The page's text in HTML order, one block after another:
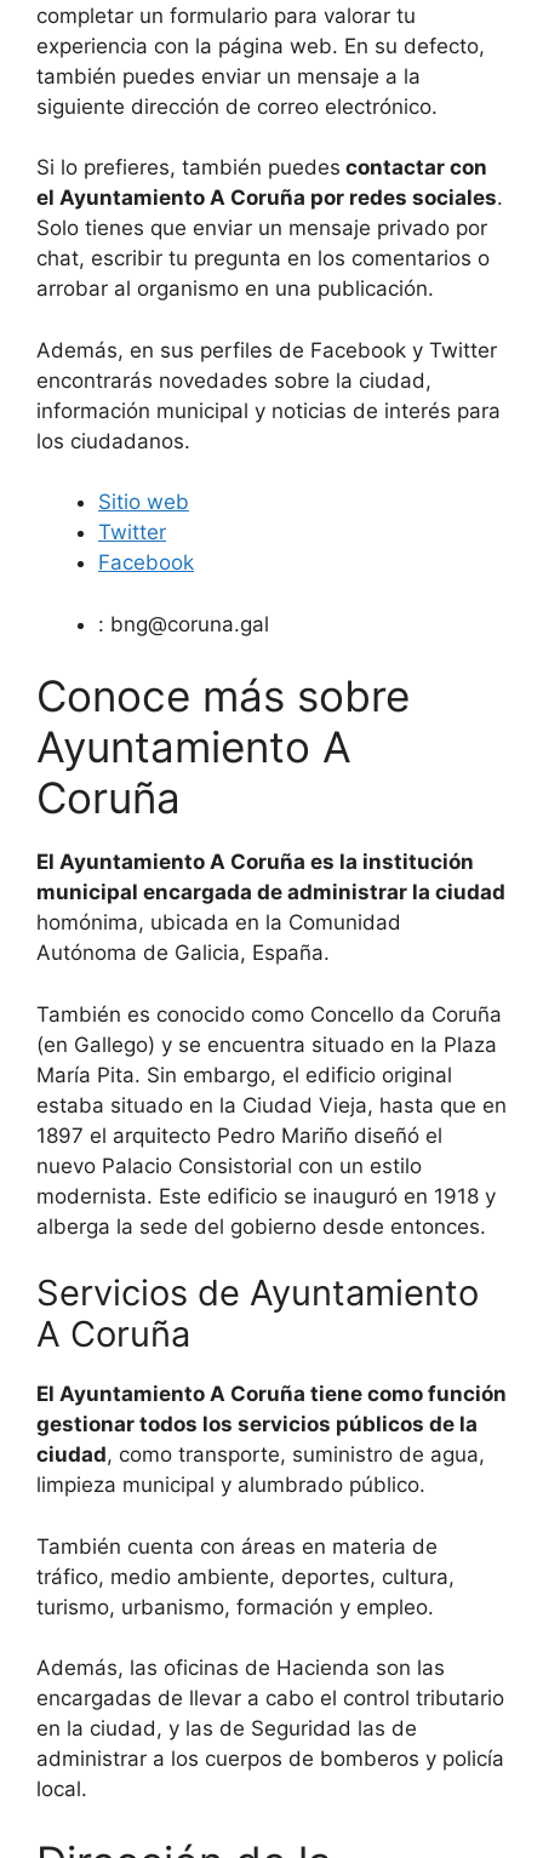
completar un formulario para valorar tu
experiencia con la página web. En su defecto,
también puedes enviar un mensaje a la
siguiente dirección de correo electrónico.
Si lo prefieres, también puedes contactar con
el Ayuntamiento A Coruña por redes sociales.
Solo tienes que enviar un mensaje privado por
chat, escribir tu pregunta en los comentarios o
arrobar al organismo en una publicación.
Además, en sus perfiles de Facebook y Twitter
encontrarás novedades sobre la ciudad,
información municipal y noticias de interés para
los ciudadanos.
Sitio web
Twitter
Facebook
: bng@coruna.gal
Conoce más sobre
Ayuntamiento A
Coruña
El Ayuntamiento A Coruña es la institución
municipal encargada de administrar la ciudad
homónima, ubicada en la Comunidad
Autónoma de Galicia, España.
También es conocido como Concello da Coruña
(en Gallego) y se encuentra situado en la Plaza
María Pita. Sin embargo, el edificio original
estaba situado en la Ciudad Vieja, hasta que en
1897 el arquitecto Pedro Mariño diseñó el
nuevo Palacio Consistorial con un estilo
modernista. Este edificio se inauguró en 1918 y
alberga la sede del gobierno desde entonces.
Servicios de Ayuntamiento
A Coruña
El Ayuntamiento A Coruña tiene como función
gestionar todos los servicios públicos de la
ciudad, como transporte, suministro de agua,
limpieza municipal y alumbrado público.
También cuenta con áreas en materia de
tráfico, medio ambiente, deportes, cultura,
turismo, urbanismo, formación y empleo.
Además, las oficinas de Hacienda son las
encargadas de llevar a cabo el control tributario
en la ciudad, y las de Seguridad las de
administrar a los cuerpos de bomberos y policía
local.